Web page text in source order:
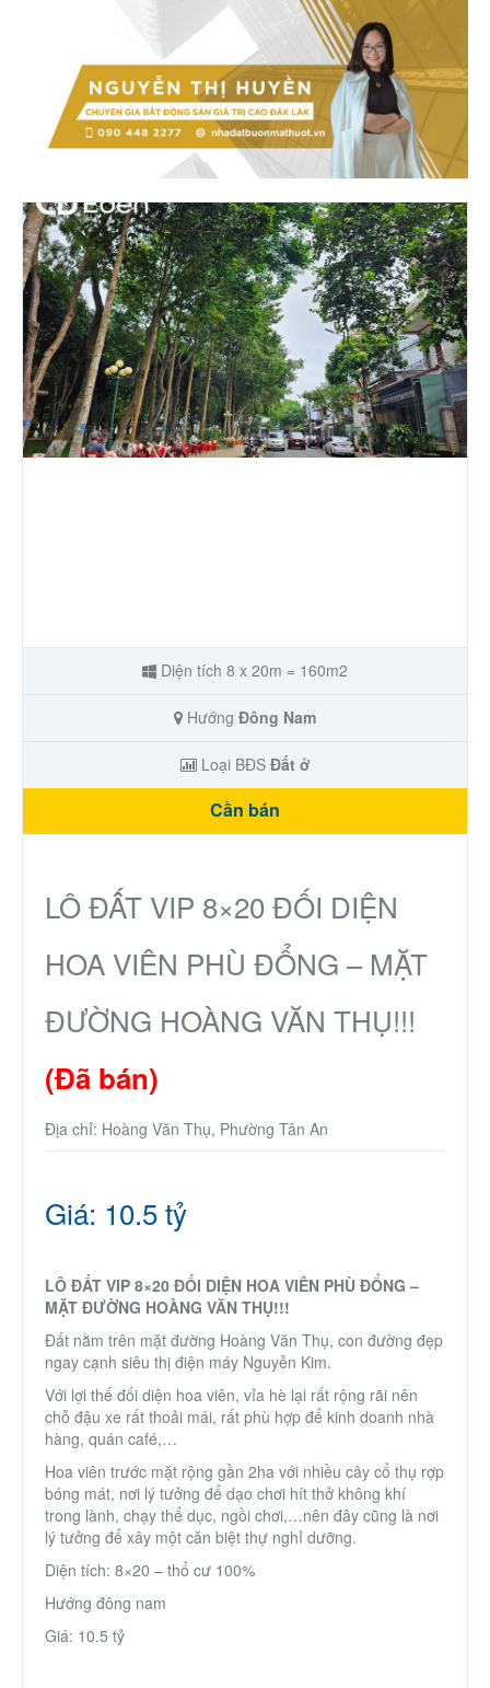
Diện tích 8 x 20m = 160m2
Hướng Đông Nam
Loại BĐS Đất ở
Cần bán
LÔ ĐẤT VIP 8×20 ĐỐI DIỆN
HOA VIÊN PHÙ ĐỔNG – MẶT
ĐƯỜNG HOÀNG VĂN THỤ!!!
(Đã bán)
Địa chỉ: Hoàng Văn Thụ, Phường Tân An
Giá: 10.5 tỷ
LÔ ĐẤT VIP 8×20 ĐỐI DIỆN HOA VIÊN PHÙ ĐỔNG –
MẶT ĐƯỜNG HOÀNG VĂN THỤ!!!
Đất nằm trên mặt đường Hoàng Văn Thụ, con đường đẹp
ngay cạnh siêu thị điện máy Nguyễn Kim.
Với lợi thế đối diện hoa viên, vỉa hè lại rất rộng rãi nên
chỗ đậu xe rất thoải mái, rất phù hợp để kinh doanh nhà
hàng, quán café,…
Hoa viên trước mặt rộng gần 2ha với nhiều cây cổ thụ rợp
bóng mát, nơi lý tưởng để dạo chơi hít thở không khí
trong lành, chạy thể dục, ngồi chơi,…nên đây cũng là nơi
lý tưởng để xây một căn biệt thự nghỉ dưỡng.
Diện tích: 8×20 – thổ cư 100%
Hướng đông nam
Giá: 10.5 tỷ